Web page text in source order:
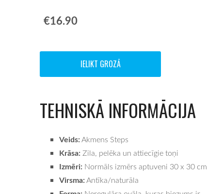
€16.90
IELIKT GROZĀ
TEHNISKĀ INFORMĀCIJA
Veids:Akmens Steps
Krāsa: Zila, pelēka un attiecīgie toņi
Izmēri: Normāls izmērs aptuveni 30 x 30 cm
Virsma:Antīka/naturāla